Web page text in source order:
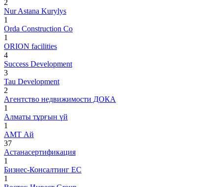
2
Nur Astana Kurylys
1
Orda Construction Co
1
ORION facilities
4
Success Development
3
Tau Development
2
Агентство недвижимости ДОКА
1
Алматы тұрғын үй
1
АМТ Ай
37
Астанасертификация
1
Бизнес-Консалтинг ЕС
1